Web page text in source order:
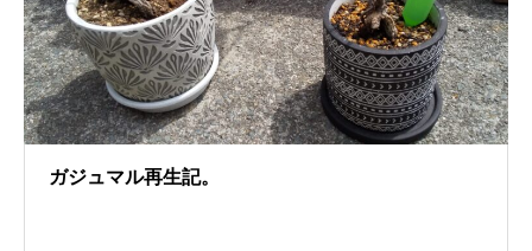
ガジュマル再生記。